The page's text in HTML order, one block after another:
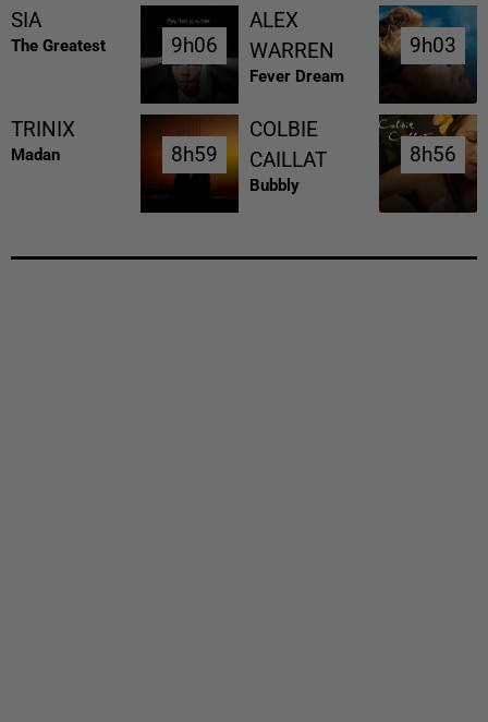
SIA
The Greatest 9h06
9h06
ALEX
WARREN
Fever Dream
9h03
9h03
TRINIX
Madan 8h59
8h59
COLBIE
CAILLAT
Bubbly
8h56
8h56